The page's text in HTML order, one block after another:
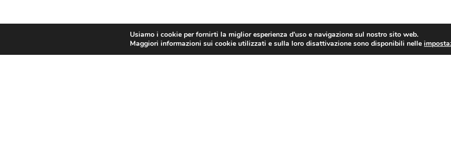
Usiamo i cookie per fornirti la miglior esperienza d'uso e navigazione sul nostro sito web.
Maggiori informazioni sui cookie utilizzati e sulla loro disattivazione sono disponibili nelle